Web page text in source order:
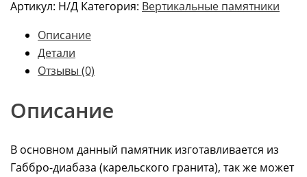
Артикул: Н/Д Категория: Вертикальные памятники
Описание
Детали
Отзывы (0)
Описание
В основном данный памятник изготавливается из
Габбро-диабаза (карельского гранита), так же может